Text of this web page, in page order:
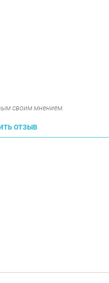
своим мнением.
ОТЗЫВ